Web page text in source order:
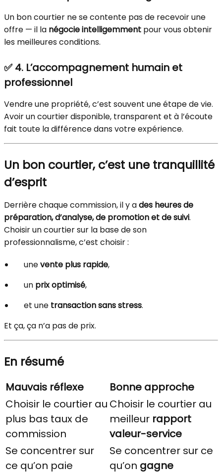
Un bon courtier ne se contente pas de recevoir une
offre — il la négocie intelligemment pour vous obtenir
les meilleures conditions.
✅ 4. L’accompagnement humain et
professionnel
Vendre une propriété, c’est souvent une étape de vie.
Avoir un courtier disponible, transparent et à l’écoute
fait toute la différence dans votre expérience.
Un bon courtier, c’est une tranquillité
d’esprit
Derrière chaque commission, il y ades heures de
préparation, d’analyse, de promotion et de suivi.
Choisir un courtier sur la base de son
professionnalisme, c’est choisir :
unevente plus rapide,
un prix optimisé,
et une transaction sans stress.
Et ça, ça n’a pas de prix.
En résumé
Mauvais réflexe
Bonne approche
Choisir le courtier au
plus bas taux de
commission
Choisir le courtier au
meilleur rapport
valeur-service
Se concentrer sur
ce qu’on paie
Se concentrer sur ce
qu’on gagne